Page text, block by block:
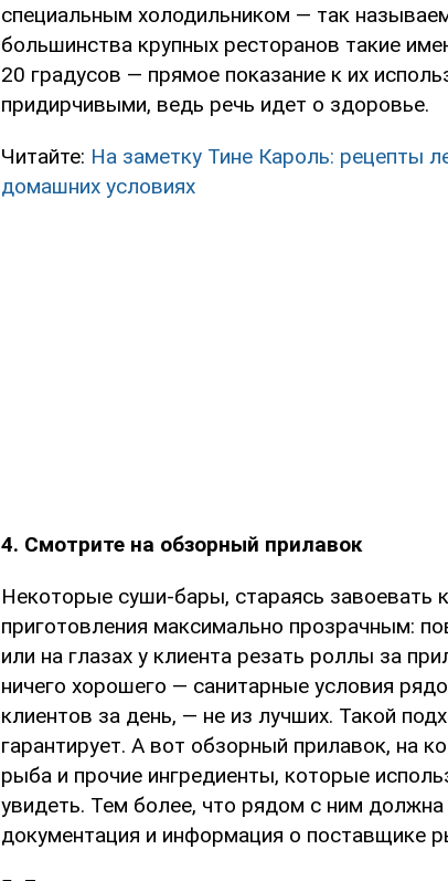
специальным холодильником — так
большинства крупных ресторанов такие
20 градусов — прямое показание к их
придирчивыми, ведь речь идет о здоровье.
Читайте: На заметку Тине Кароль: рецепты
домашних условиях
4. Смотрите на обзорный прилавок
Некоторые суши-бары, стараясь завоевать
приготовления максимально прозрачным:
или на глазах у клиента резать роллы за
ничего хорошего — санитарные условия
клиентов за день, — не из лучших. Такой
гарантирует. А вот обзорный прилавок, на
рыба и прочие ингредиенты, которые
увидеть. Тем более, что рядом с ним
документация и информация о поставщике